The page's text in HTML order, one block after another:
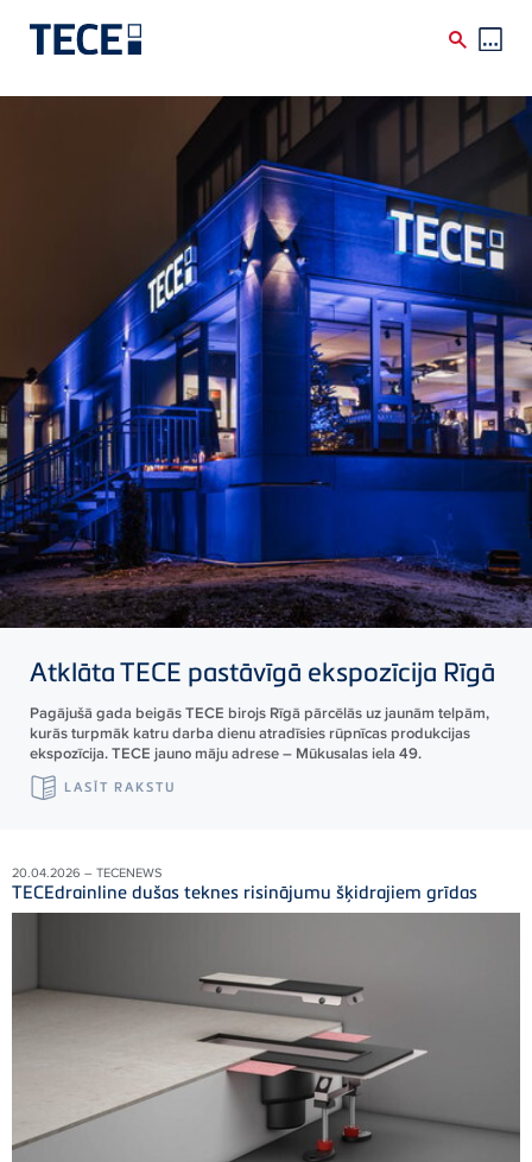
Skip to main content
AtklātaTECE pastāvīgā ekspozīcija Rīgā
Pagājušā gada beigās TECE birojs Rīgā pārcēlās uz jaunām telpām,
kurās turpmāk katru darba dienu atradīsies rūpnīcas produkcijas
ekspozīcija. TECE jauno māju adrese – Mūkusalas iela 49.
LASĪT RAKSTU
20.04.2026 – TECENEWS
TECEdrainline dušas teknes risinājumu šķidrajiem grīdas